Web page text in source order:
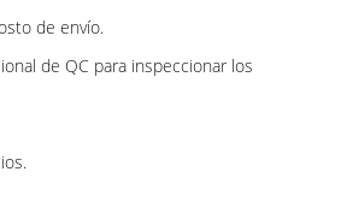
de envío.
de QC para inspeccionar los